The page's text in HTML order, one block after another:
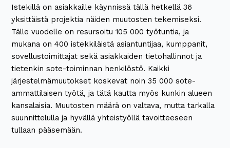
Istekillä on asiakkaille käynnissä tällä hetkellä 36
yksittäistä projektia näiden muutosten tekemiseksi.
Tälle vuodelle on resursoitu 105 000 työtuntia, ja
mukana on 400 istekkiläistä asiantuntijaa, kumppanit,
sovellustoimittajat sekä asiakkaiden tietohallinnot ja
tietenkin sote-toiminnan henkilöstö. Kaikki
järjestelmämuutokset koskevat noin 35 000 sote-
ammattilaisen työtä, ja tätä kautta myös kunkin alueen
kansalaisia. Muutosten määrä on valtava, mutta tarkalla
suunnittelulla ja hyvällä yhteistyöllä tavoitteeseen
tullaan pääsemään.